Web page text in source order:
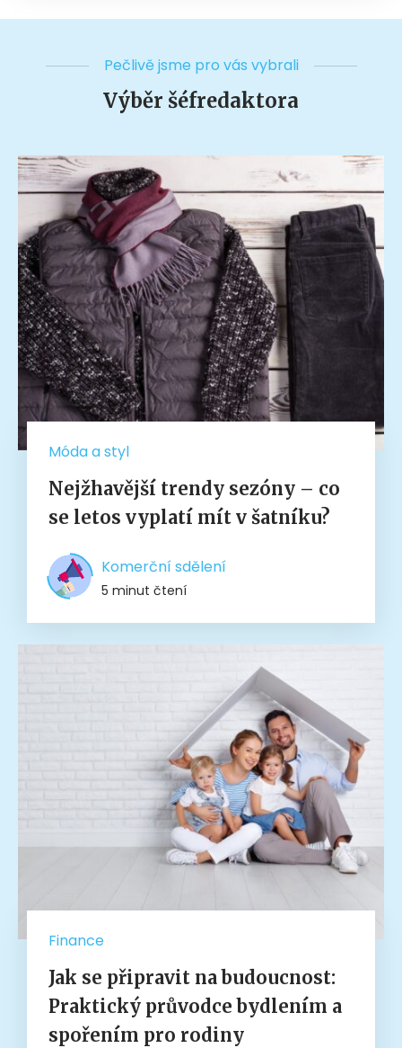
Pečlivě jsme pro vás vybrali
Výběr šéfredaktora
Móda a styl
Nejžhavější trendy sezóny – co
se letos vyplatí mít v šatníku?
Komerční sdělení
5 minut čtení
Finance
Jak se připravit na budoucnost:
Praktický průvodce bydlením a
spořením pro rodiny